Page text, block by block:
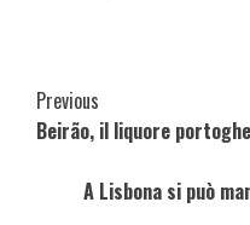
Continue
Reading
Previous
Beirão, il liquore
A Lisbona si può